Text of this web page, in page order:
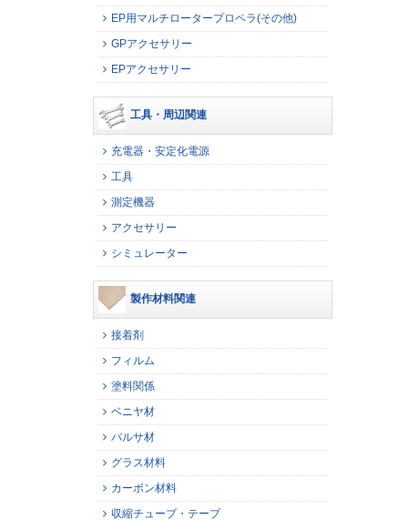
EP用マルチロータープロペラ(その他)
GPアクセサリー
EPアクセサリー
工具・周辺関連
充電器・安定化電源
工具
測定機器
アクセサリー
シミュレーター
製作材料関連
接着剤
フィルム
塗料関係
ベニヤ材
バルサ材
グラス材料
カーボン材料
収縮チューブ・テープ